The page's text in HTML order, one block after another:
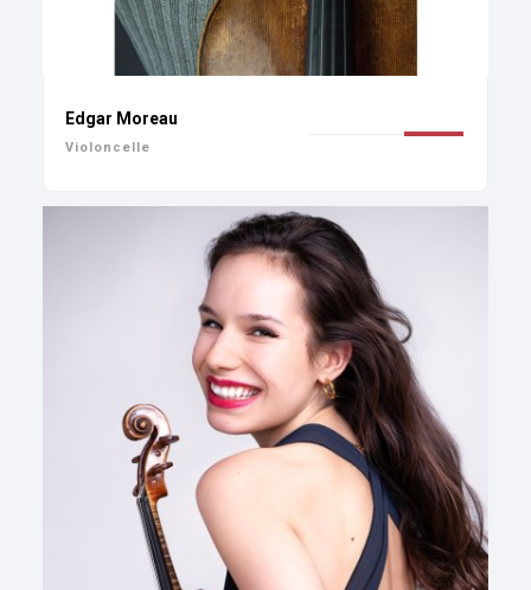
Edgar Moreau
Violoncelle